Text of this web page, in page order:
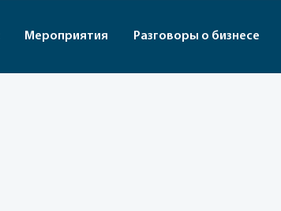
Мероприятия Разговоры о бизнесе